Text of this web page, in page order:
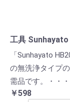
工具 Sunhayato
「Sunhayato
の無洗浄タイプ
需品です。・・・
￥598